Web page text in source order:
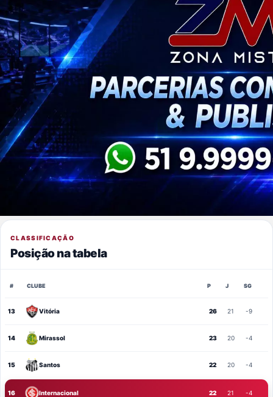
CLASSIFICAÇÃO
Posição na tabela
# CLUBE P J SG
13 Vitória 26 21 -9
14 Mirassol 23 20 -4
15 Santos 22 20 -4
16 Internacional 22 21 -4